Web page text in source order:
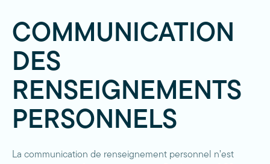
COMMUNICATION
DES
RENSEIGNEMENTS
PERSONNELS
La communication de renseignement personnel n’est